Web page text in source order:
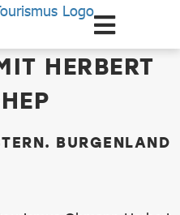
HERBERT
BURGENLAND